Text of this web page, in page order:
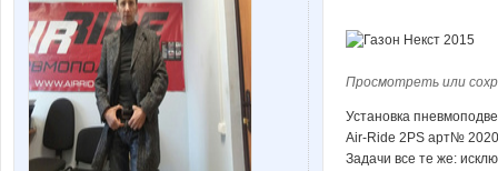
Просмотреть или
Установка
Air-Ride 2PS арт№
Задачи все те же: